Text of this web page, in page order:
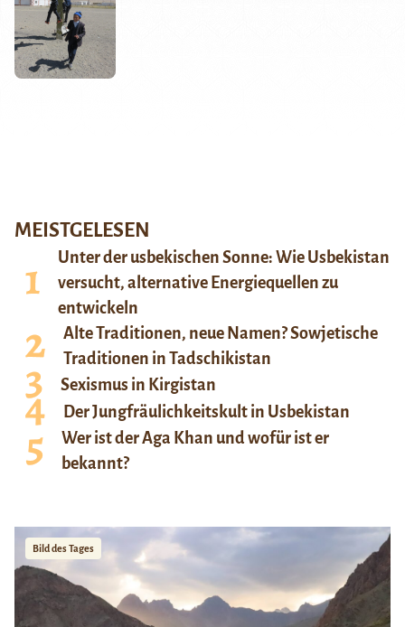
MEISTGELESEN
Unter der usbekischen Sonne: Wie Usbekistan
versucht, alternative Energiequellen zu
entwickeln
Alte Traditionen, neue Namen? Sowjetische
Traditionen in Tadschikistan
Sexismus in Kirgistan
Der Jungfräulichkeitskult in Usbekistan
Wer ist der Aga Khan und wofür ist er
bekannt?
Bild des Tages